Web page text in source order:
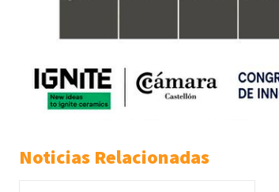
Noticias Relacionadas